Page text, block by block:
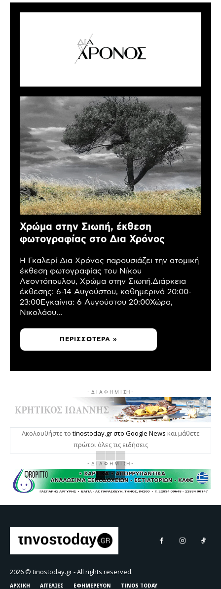
Χρώμα στην Σιωπή, έκθεση
φωτογραφίας στο Δια Χρόνος
Η Γκαλερί Δια Χρόνος παρουσιάζει την ατομική
έκθεση φωτογραφίας του Νίκου
Λεοντόπουλου, Χρώμα στην Σιωπή.Διάρκεια
έκθεσης: 6-14 Αυγούστου, καθημερινά 20:00-
23:00Εγκαίνια: 6 Αυγούστου 20:00Χώρα,
Νικολάου...
ΠΕΡΙΣΣΌΤΕΡΑ »
- Δ Ι Α Φ Η Μ Ι ΣΗ -
Ακολουθήστε το tinostoday.gr στο Google News και μάθετε
πρώτοι όλες τις ειδήσεις
- Δ Ι Α Φ Η Μ Ι ΣΗ -
2026 © tinostoday.gr - All rights reserved.
ΑΡΧΙΚΗ ΑΓΓΕΛΙΕΣ ΕΦΗΜΕΡΕΥΟΝ TINOS TODAY